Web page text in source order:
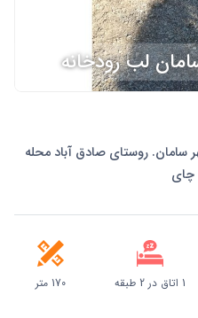
لب رودخانه
روستای صادق آباد محله
چای
170 متر